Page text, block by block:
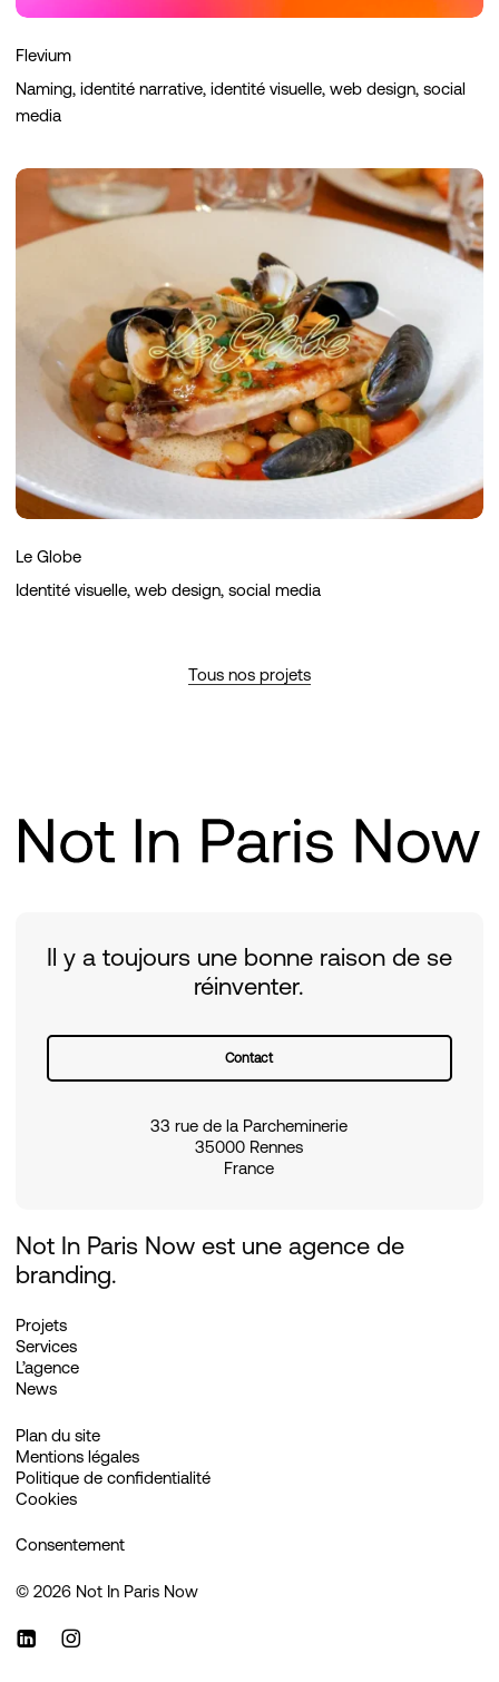
Flevium
Naming, identité narrative, identité visuelle, web design, social
media
Le
Globe
Le Globe
Identité visuelle, web design, social media
Tous nos projets
Not In Paris Now est une agence de
branding.
Projets
Services
L’agence
News
Plan du site
Mentions légales
Politique de confidentialité
Cookies
Consentement
© 2026Not In Paris Now
Il y a toujours une bonne raison de se
réinventer.
Contact
33 rue de la Parcheminerie
35000 Rennes
France